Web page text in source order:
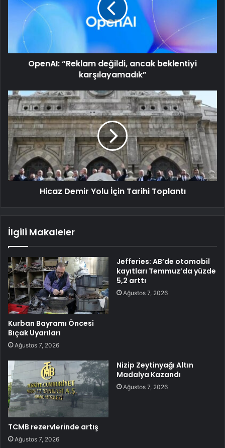
OpenAI: “Reklam değildi, ancak beklentiyi
karşılayamadık”
Hicaz Demir Yolu İçin Tarihi Toplantı
İlgili Makaleler
Kurban Bayramı Öncesi
Bıçak Uyarıları
Ağustos 7, 2026
Jefferies: AB’de otomobil
kayıtları Temmuz’da yüzde
5,2 arttı
Ağustos 7, 2026
TCMB rezervlerinde artış
Ağustos 7, 2026
Nizip Zeytinyağı Altın
Madalya Kazandı
Ağustos 7, 2026